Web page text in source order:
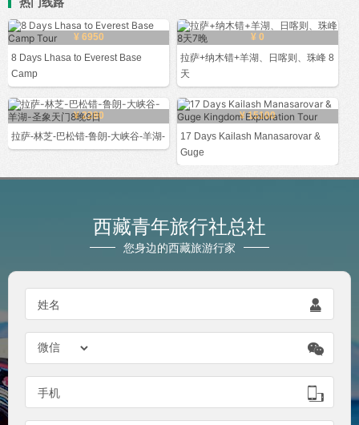
¥ 6950
8 Days Lhasa to Everest Base
Camp
¥ 0
拉萨+纳木错+羊湖、日喀则、珠峰 8
天
¥ 2280
拉萨-林芝-巴松错-鲁朗-大峡谷-羊湖-
¥ 15100
17 Days Kailash Manasarovar &
Guge
西藏青年旅行社总社
您身边的西藏旅游行家
姓名 

手机 